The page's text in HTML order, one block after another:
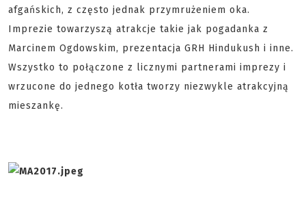
afgańskich, z często jednak przymrużeniem oka.
Imprezie towarzyszą atrakcje takie jak pogadanka z
Marcinem Ogdowskim, prezentacja GRH Hindukush i inne.
Wszystko to połączone z licznymi partnerami imprezy i
wrzucone do jednego kotła tworzy niezwykle atrakcyjną
mieszankę.